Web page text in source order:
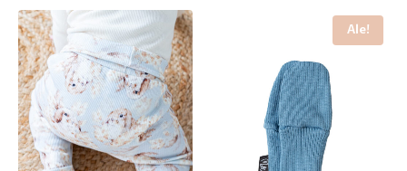
tuotteella
on
useampi
muunnelma.
Voit
tehdä
Ale!